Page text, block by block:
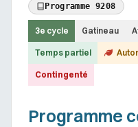
Programme 9208
3e cycle Gatineau
Temps partiel
Contingenté
Programme